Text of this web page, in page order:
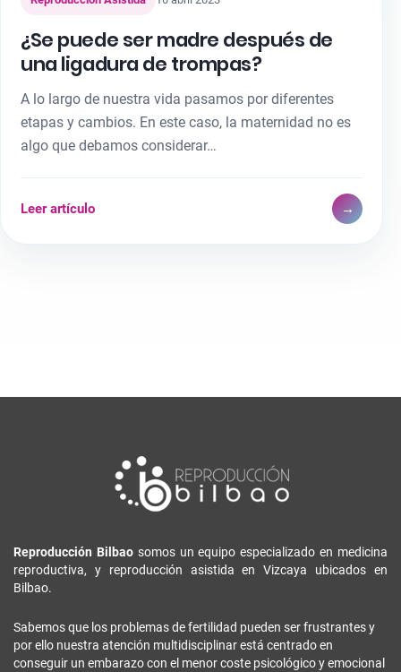
¿Se puede ser madre después de
una ligadura de trompas?
A lo largo de nuestra vida pasamos por diferentes
etapas y cambios. En este caso, la maternidad no es
algo que debamos considerar…
Leer artículo →
Reproducción Bilbaosomos un equipo especializado en medicina
reproductiva, y reproducción asistida en Vizcaya ubicados en
Bilbao.
Sabemos que los problemas de fertilidad pueden ser frustrantes y
por ello nuestra atención multidisciplinar está centrado en
conseguir un embarazo con el menor coste psicológico y emocional